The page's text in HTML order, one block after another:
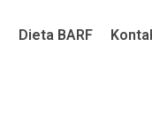
Dieta BARF